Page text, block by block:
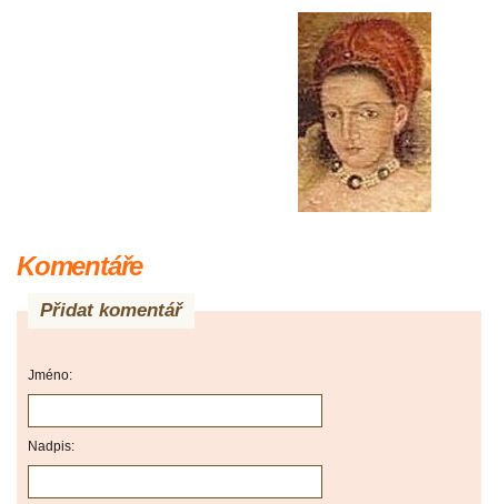
Komentáře
Přidat komentář
Jméno:
Nadpis: